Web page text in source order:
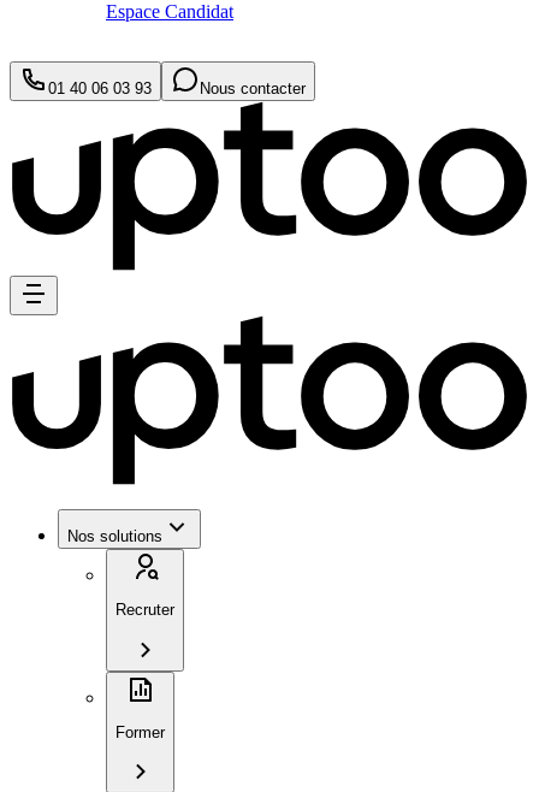
Espace Candidat
01 40 06 03 93 Nous contacter
Nos solutions
Recruter
Former